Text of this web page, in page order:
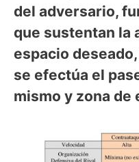
del adversario,
que sustentan la
espacio
se efectúa el
mismo y zona de